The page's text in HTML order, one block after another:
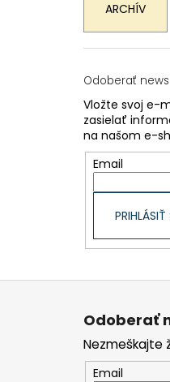
ARCHÍV
Odoberať
Vložte svoj e-
zasielať
na našom e-
Email
PRIHLÁSIŤ
Z
Odoberať
Nezmeškajte
Email